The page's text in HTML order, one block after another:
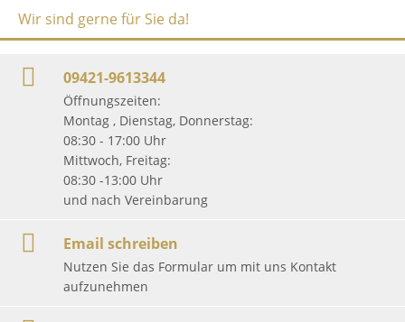
Wir sind gerne für Sie da!
09421-9613344
Öffnungszeiten:
Montag , Dienstag, Donnerstag:
08:30 - 17:00 Uhr
Mittwoch, Freitag:
08:30 -13:00 Uhr
und nach Vereinbarung
Email schreiben
Nutzen Sie das Formular um mit uns Kontakt
aufzunehmen